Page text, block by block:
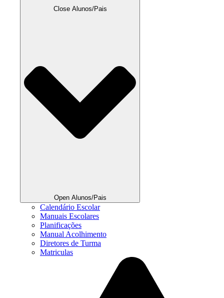
Close Alunos/Pais
Open Alunos/Pais
Calendário Escolar
Manuais Escolares
Planificações
Manual Acolhimento
Diretores de Turma
Matriculas